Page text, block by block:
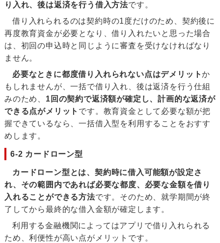
り入れ、後は返済を行う借入方法です。
借り入れられるのは契約時の1度だけのため、契約後に
再度教育資金が必要となり、借り入れたいと思った場合
は、初回の申込時と同じように審査を受けなければなり
ません。
必要なときに都度借り入れられない点はデメリットか
もしれませんが、一括で借り入れ、後は返済を行う仕組
みのため、 1回の契約で返済額が確定し、計画的な返済が
できる点がメリット です。教育資金として必要な額が把
握できているなら、一括借入型を利用することをおすす
めします。
6-2 カードローン型
カードローン型とは、契約時に借入可能額が設定さ
れ、その範囲内であれば必要な都度、必要な金額を借り
入れることができる方法です。そのため、就学期間が終
了してから最終的な借入金額が確定します。
利用する金融機関によってはアプリで借り入れられる
ため、利便性が高い点がメリットです。